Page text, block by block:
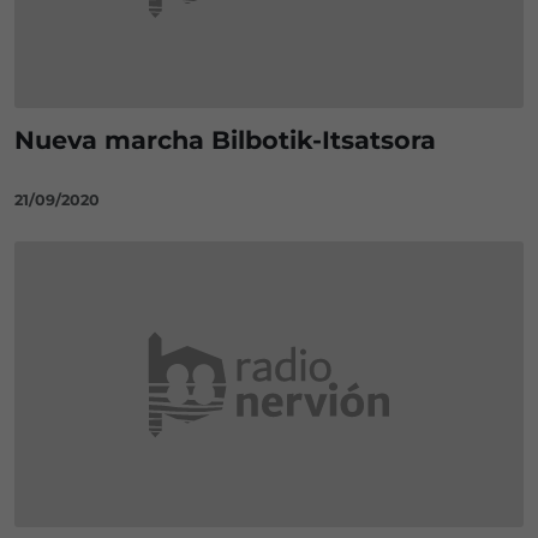
Nueva marcha Bilbotik-Itsatsora
21/09/2020